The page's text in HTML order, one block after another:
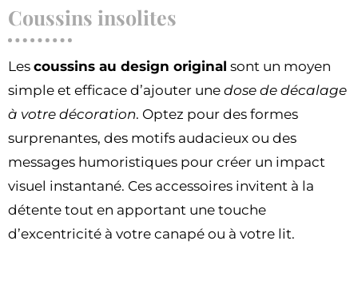
Coussins insolites
Les coussins au design original sont un moyen
simple et efficace d’ajouter une dose de décalage
à votre décoration. Optez pour des formes
surprenantes, des motifs audacieux ou des
messages humoristiques pour créer un impact
visuel instantané. Ces accessoires invitent à la
détente tout en apportant une touche
d’excentricité à votre canapé ou à votre lit.